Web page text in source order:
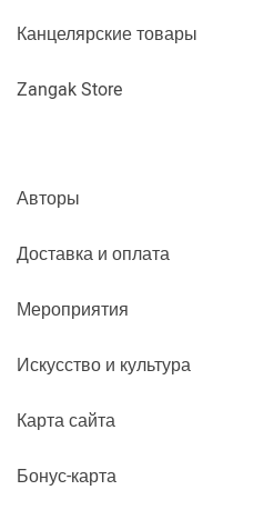
Канцелярские товары
Zangak Store
Авторы
Доставка и оплата
Мероприятия
Искусство и культура
Карта сайта
Бонус-карта